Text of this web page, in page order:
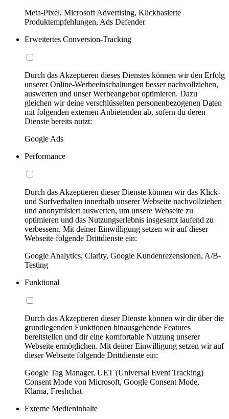
Meta-Pixel, Microsoft Advertising, Klickbasierte
Produktempfehlungen, Ads Defender
Erweitertes Conversion-Tracking
Durch das Akzeptieren dieses Dienstes können wir den Erfolg
unserer Online-Werbeeinschaltungen besser nachvollziehen,
auswerten und unser Werbeangebot optimieren. Dazu
gleichen wir deine verschlüsselten personenbezogenen Daten
mit folgenden externen Anbietenden ab, sofern du deren
Dienste bereits nutzt:
Google Ads
Performance
Durch das Akzeptieren dieser Dienste können wir das Klick-
und Surfverhalten innerhalb unserer Webseite nachvollziehen
und anonymisiert auswerten, um unsere Webseite zu
optimieren und das Nutzungserlebnis insgesamt laufend zu
verbessern. Mit deiner Einwilligung setzen wir auf dieser
Webseite folgende Drittdienste ein:
Google Analytics, Clarity, Google Kundenrezensionen, A/B-
Testing
Funktional
Durch das Akzeptieren dieser Dienste können wir dir über die
grundlegenden Funktionen hinausgehende Features
bereitstellen und dir eine komfortable Nutzung unserer
Webseite ermöglichen. Mit deiner Einwilligung setzen wir auf
dieser Webseite folgende Drittdienste ein:
Google Tag Manager, UET (Universal Event Tracking)
Consent Mode von Microsoft, Google Consent Mode,
Klarna, Freshchat
Externe Medieninhalte